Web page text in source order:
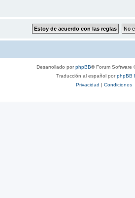
Desarrollado porphpBB® Forum Software
Traducción al español porphpBB
Privacidad | Condiciones